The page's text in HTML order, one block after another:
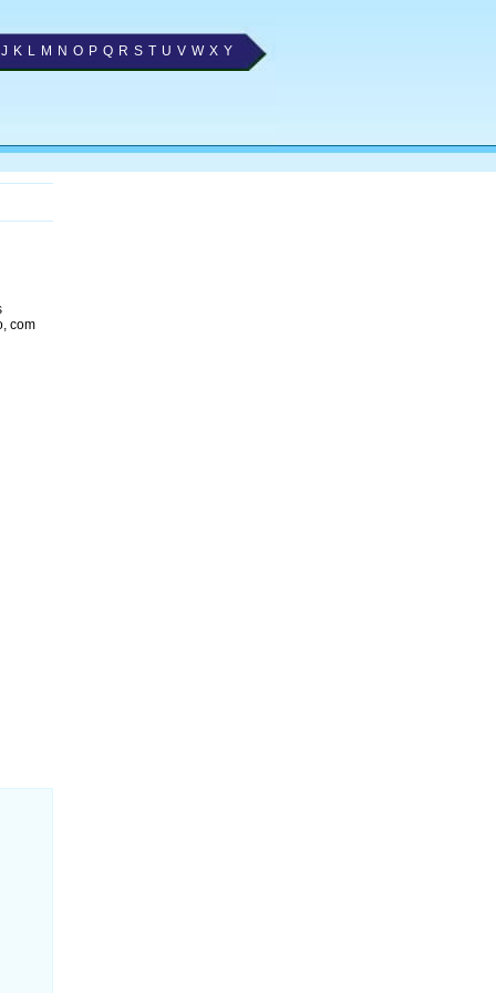
J K L M N O P Q R S T U V W X Y
com